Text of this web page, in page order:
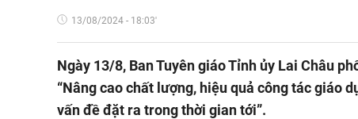
13/08/2024 - 18:03'
Ngày 13/8, Ban Tuyên giáo Tỉnh ủy Lai Châu
“Nâng cao chất lượng, hiệu quả công tác giáo
vấn đề đặt ra trong thời gian tới”.